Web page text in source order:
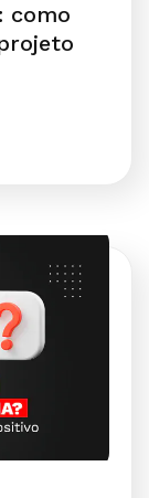
como